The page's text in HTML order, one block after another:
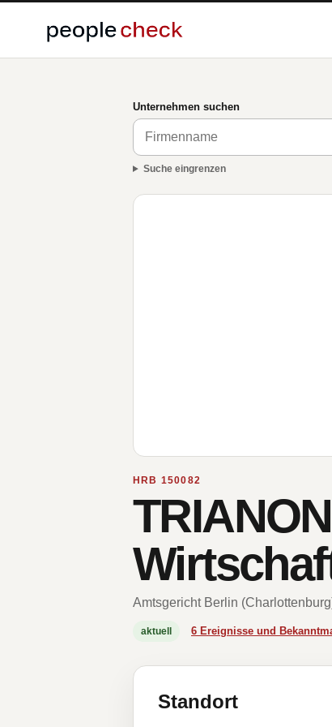
Unternehmen suchen
Suche eingrenzen
HRB 150082
Amtsgericht Berlin
aktuell 6 Ereignisse und
Standort